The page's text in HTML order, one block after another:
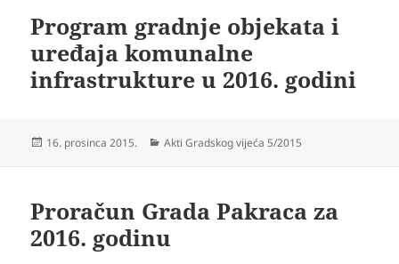
Program gradnje objekata i
uređaja komunalne
infrastrukture u 2016. godini
Objavljeno
16. prosinca 2015. Kategorije
Akti Gradskog vijeća 5/2015
Proračun Grada Pakraca za
2016. godinu